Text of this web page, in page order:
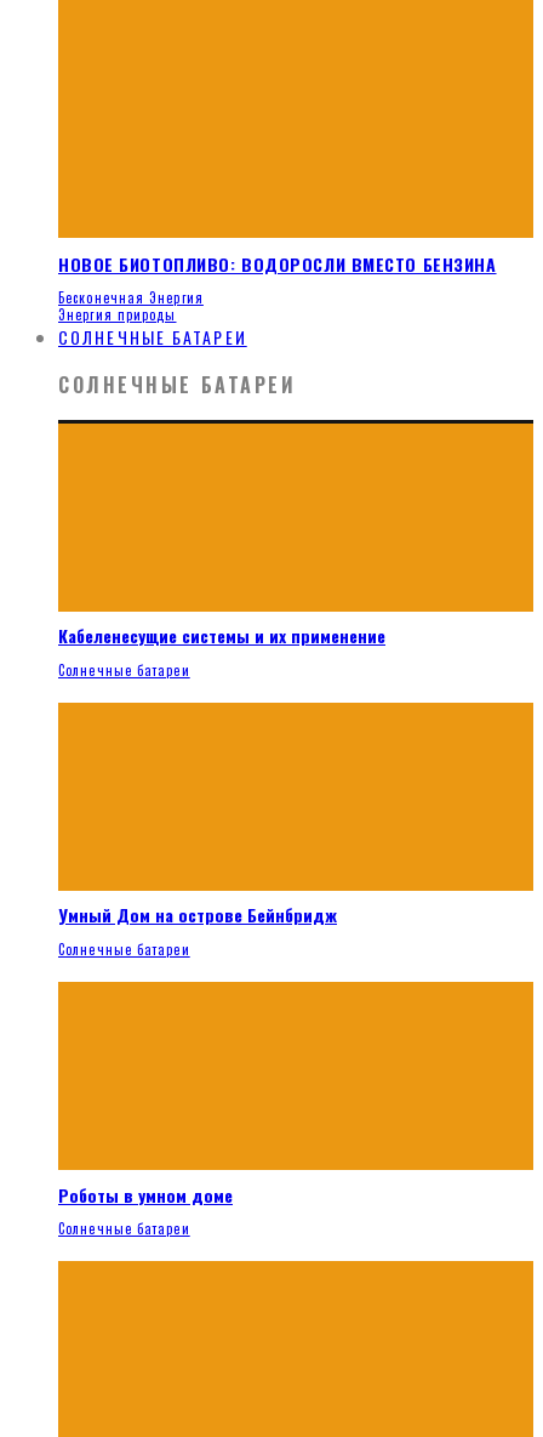
НОВОЕ БИОТОПЛИВО: ВОДОРОСЛИ ВМЕСТО БЕНЗИНА
Бесконечная Энергия
Энергия природы
СОЛНЕЧНЫЕ БАТАРЕИ
СОЛНЕЧНЫЕ БАТАРЕИ
Кабеленесущие системы и их применение
Солнечные батареи
Умный Дом на острове Бейнбридж
Солнечные батареи
Роботы в умном доме
Солнечные батареи